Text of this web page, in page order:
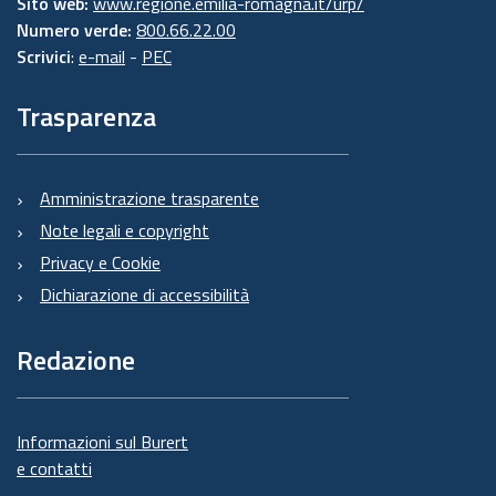
Numero verde: 800.66.22.00
Scrivici: e-mail - PEC
Trasparenza
Amministrazione trasparente
Note legali e copyright
Privacy e Cookie
Dichiarazione di accessibilità
Redazione
Informazioni sul Burert
e contatti